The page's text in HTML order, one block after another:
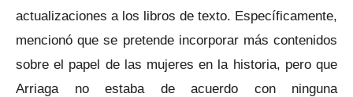
actualizaciones a los libros de texto. Específicamente,
mencionó que se pretende incorporar más contenidos
sobre el papel de las mujeres en la historia, pero que
Arriaga no estaba de acuerdo con ninguna